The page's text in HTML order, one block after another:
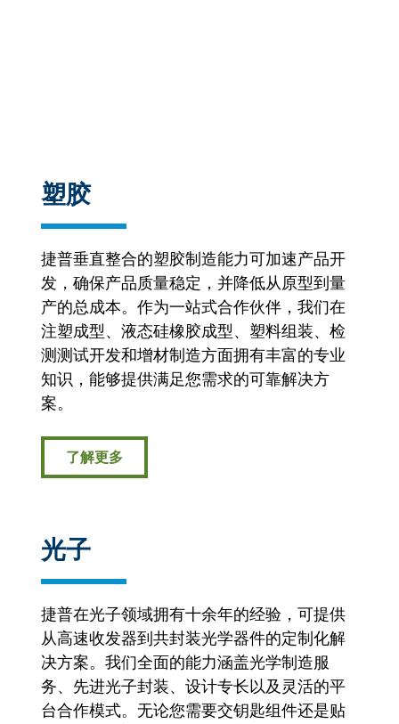
塑胶
捷普垂直整合的塑胶制造能力可加速产品开
发，确保产品质量稳定，并降低从原型到量
产的总成本。作为一站式合作伙伴，我们在
注塑成型、液态硅橡胶成型、塑料组装、检
测测试开发和增材制造方面拥有丰富的专业
知识，能够提供满足您需求的可靠解决方
案。
了解更多
光子
捷普在光子领域拥有十余年的经验，可提供
从高速收发器到共封装光学器件的定制化解
决方案。我们全面的能力涵盖光学制造服
务、先进光子封装、设计专长以及灵活的平
台合作模式。无论您需要交钥匙组件还是贴